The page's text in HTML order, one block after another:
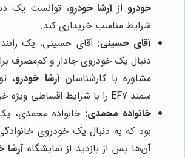
خودروازآرشا خودرو
شرایط مناسب خریداری کند.
آقای حسینی: آقای حسینی، یک
دنبال یک خودروی جادار و کم‌مصرف
مشاوره با کارشناسانآرشا خودرو،
سمند EF7 را با شرایط اقساطی ویژه خریداری کند.
خانواده محمدی: خانواده محمدی،
بود که به دنبال یک خودروی
آن‌ها پس از بازدید از نمایشگاهآرشا